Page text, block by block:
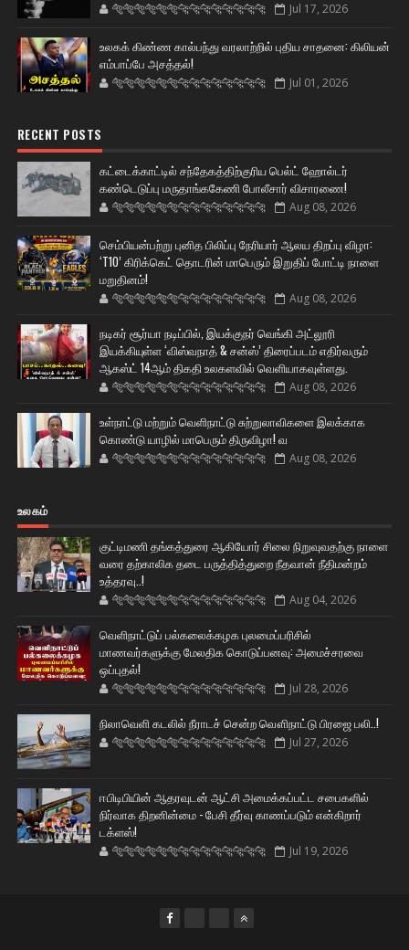
🐅🐅🐅🐅🐅🐅🐆🐆🐆🐆🐆🐆🐆🐆 Jul 17, 2026
உலகக் கிண்ண கால்பந்து வரலாற்றில் புதிய சாதனை: கிலியன்
எம்பாப்பே அசத்தல்!
🐅🐅🐅🐅🐅🐅🐆🐆🐆🐆🐆🐆🐆🐆 Jul 01, 2026
RECENT POSTS
கட்டைக்காட்டில் சந்தேகத்திற்குரிய பெல்ட் ஹோல்டர்
கண்டெடுப்பு மருதாங்ககேணி போலீசார் விசாரணை!
🐅🐅🐅🐅🐅🐅🐆🐆🐆🐆🐆🐆🐆🐆 Aug 08, 2026
செம்பியன்பற்று புனித பிலிப்பு நேரியார் ஆலய திறப்பு விழா:
‘T10’ கிரிக்கெட் தொடரின் மாபெரும் இறுதிப் போட்டி நாளை
மறுதினம்!
🐅🐅🐅🐅🐅🐅🐆🐆🐆🐆🐆🐆🐆🐆 Aug 08, 2026
நடிகர் சூர்யா நடிப்பில், இயக்குநர் வெங்கி அட்லூரி
இயக்கியுள்ள ‘விஸ்வநாத் & சன்ஸ்’ திரைப்படம் எதிர்வரும்
ஆகஸ்ட் 14ஆம் திகதி உலகளவில் வெளியாகவுள்ளது.
🐅🐅🐅🐅🐅🐅🐆🐆🐆🐆🐆🐆🐆🐆 Aug 08, 2026
உள்நாட்டு மற்றும் வெளிநாட்டு சுற்றுலாவிகளை இலக்காக
கொண்டு யாழில் மாபெரும் திருவிழா! வ
🐅🐅🐅🐅🐅🐅🐆🐆🐆🐆🐆🐆🐆🐆 Aug 08, 2026
உலகம்
குட்டிமணி தங்கத்துரை ஆகியோர் சிலை நிறுவுவதற்கு நாளை
வரை தற்காலிக தடை பருத்தித்துறை நீதவான் நீதிமன்றம்
உத்தரவு..!
🐅🐅🐅🐅🐅🐅🐆🐆🐆🐆🐆🐆🐆🐆 Aug 04, 2026
வெளிநாட்டுப் பல்கலைக்கழக புலமைப்பரிசில்
மாணவர்களுக்கு மேலதிக கொடுப்பனவு: அமைச்சரவை
ஒப்புதல்!
🐅🐅🐅🐅🐅🐅🐆🐆🐆🐆🐆🐆🐆🐆 Jul 28, 2026
நிலாவெளி கடலில் நீராடச் சென்ற வௌிநாட்டு பிரஜை பலி..!
🐅🐅🐅🐅🐅🐅🐆🐆🐆🐆🐆🐆🐆🐆 Jul 27, 2026
ஈபிடிபியின் ஆதரவுடன் ஆட்சி அமைக்கப்பட்ட சபைகளில்
நிர்வாக திறனின்மை - பேசி தீர்வு காணப்படும் என்கிறார்
டக்ளஸ்!
🐅🐅🐅🐅🐅🐅🐆🐆🐆🐆🐆🐆🐆🐆 Jul 19, 2026